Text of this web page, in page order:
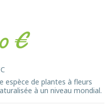
€
espèce de plantes à fleurs
à un niveau mondial.